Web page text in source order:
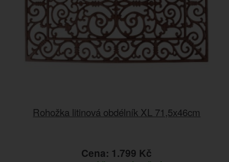
Rohožka litinová obdélník XL 71,5x46cm
Cena: 1.799 Kč